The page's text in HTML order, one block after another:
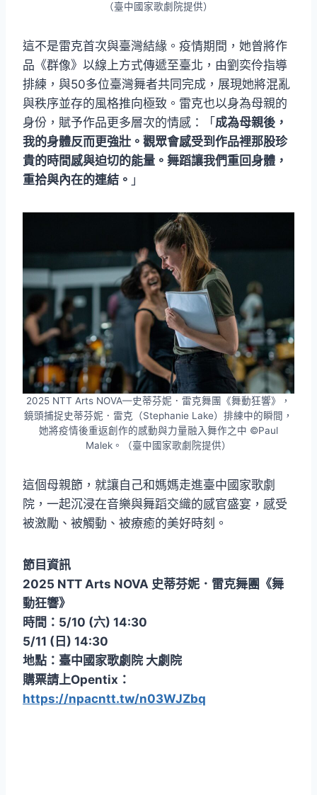
（臺中國家歌劇院提供）
這不是雷克首次與臺灣結緣。疫情期間，她曾將作
品《群像》以線上方式傳遞至臺北，由劉奕伶指導
排練，與50多位臺灣舞者共同完成，展現她將混亂
與秩序並存的風格推向極致。雷克也以身為母親的
身份，賦予作品更多層次的情感：「 成為母親後，
我的身體反而更強壯。觀眾會感受到作品裡那股珍
貴的時間感與迫切的能量。舞蹈讓我們重回身體，
重拾與內在的連結。 」
2025 NTT Arts NOVA—史蒂芬妮．雷克舞團《舞動狂響》，
鏡頭捕捉史蒂芬妮．雷克（Stephanie Lake）排練中的瞬間，
她將疫情後重返創作的感動與力量融入舞作之中 ©Paul
Malek。（臺中國家歌劇院提供）
這個母親節，就讓自己和媽媽走進臺中國家歌劇
院，一起沉浸在音樂與舞蹈交織的感官盛宴，感受
被激勵、被觸動、被療癒的美好時刻。
節目資訊
2025 NTT Arts NOVA 史蒂芬妮．雷克舞團《舞
動狂響》
時間：5/10 (六) 14:30
5/11 (日) 14:30
地點：臺中國家歌劇院 大劇院
購票請上Opentix：
https://npacntt.tw/n03WJZbq